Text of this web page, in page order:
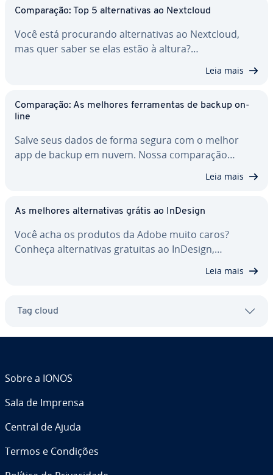
Com­pa­ra­ção: Top 5 al­ter­na­ti­vas ao Nextcloud
Você está pro­cu­rando al­ter­na­ti­vas ao Nextcloud,
mas quer saber se elas estão à altura?…
Leia mais
Com­pa­ra­ção: As melhores fer­ra­men­tas de backup on-
line
Salve seus dados de forma segura com o melhor
app de backup em nuvem. Nossa com­pa­ra­ção…
Leia mais
As melhores al­ter­na­ti­vas grátis ao InDesign
Você acha os produtos da Adobe muito caros?
Conheça al­ter­na­ti­vas gratuitas ao InDesign,…
Leia mais
Tag cloud
Sobre a IONOS
Sala de Imprensa
Central de Ajuda
Termos e Condições